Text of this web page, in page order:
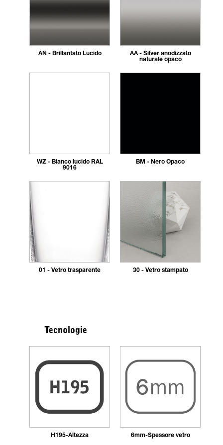
AN - Brillantato Lucido
AA - Silver anodizzato
naturale opaco
WZ - Bianco lucido RAL
9016
BM - Nero Opaco
01 - Vetro trasparente 30 - Vetro stampato
Tecnologie
H195-Altezza 6mm-Spessore vetro